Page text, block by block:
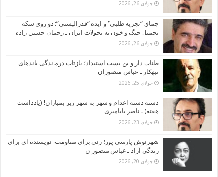
جولای 26, 2026
چماق “تجزیه طلبی” و ایده “فدرالیستی”: دو روی سکه
تحمیل جنگ و خون به تحولات ایران ـ رحمان حسین زاده
جولای 26, 2026
طناب دار و بن بست استبداد؛ بازتاب درماندگی باندهای
تبهکار ـ عباس منصوران
جولای 25, 2026
دسته دسته اعدام و شهر به شهر زیر بمباران! (یادداشت
هفته) ـ ناصر بابامیری
جولای 23, 2026
شهرنوش پارسی پور؛ زنی برای مقاومت، نویسنده ای برای
زندگی آزاد ـ عباس منصوران
جولای 20, 2026